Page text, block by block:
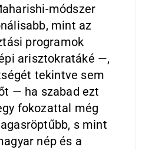
módszer
mint az
programok
arisztokratáké —,
tekintve sem
— ha szabad ezt
fokozattal még
s mint
nép és a